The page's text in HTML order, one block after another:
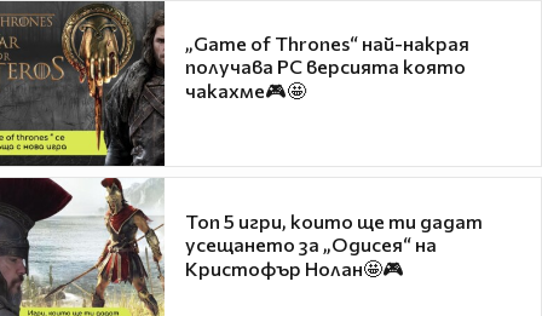
„Game of Thrones“ най-накрая
получава PC версията която
чакахме🎮🤩
Топ 5 игри, които ще ти дадат
усещането за „Одисея“ на
Кристофър Нолан🤩🎮